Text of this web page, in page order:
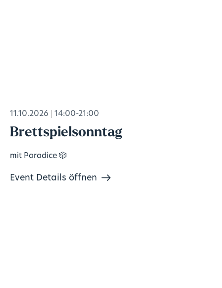
11.10.2026 14:00-21:00
Brettspielsonntag
mit Paradice 🎲
Event Details öffnen